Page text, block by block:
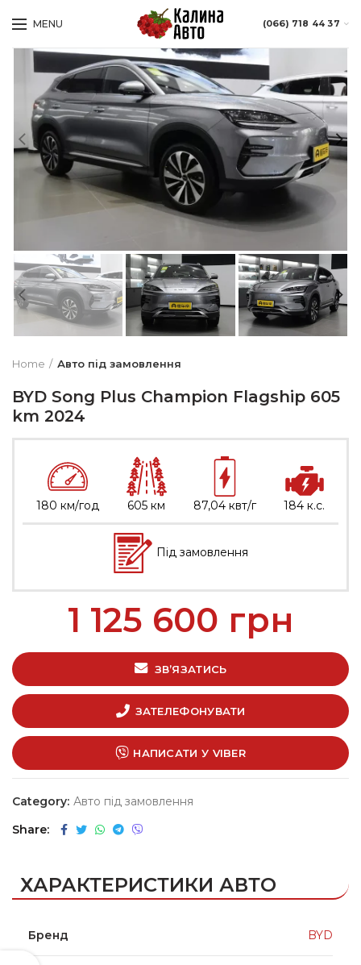
MENU (066) 718 44 37
Home Авто під замовлення
BYD Song Plus Champion Flagship 605
km 2024
180 км/год 605 км 87,04 квт/г 184 к.с.
Під замовлення
1 125 600 грн
ЗВ’ЯЗАТИСЬ
ЗАТЕЛЕФОНУВАТИ
НАПИСАТИ У VIBER
Category: Авто під замовлення
Share
ХАРАКТЕРИСТИКИ АВТО
Бренд BYD